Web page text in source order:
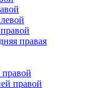
правая
правой
правой